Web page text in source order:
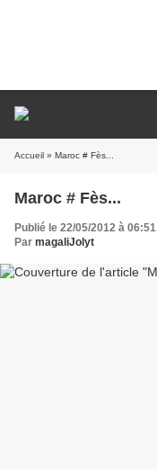
Accueil » Maroc # Fès...
Maroc # Fès...
Publié le 22/05/2012 à 06:51
Par magaliJolyt